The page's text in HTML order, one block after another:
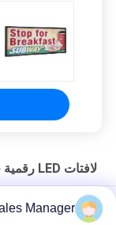
لافتات LED رقمية خارجية
هرتزManager